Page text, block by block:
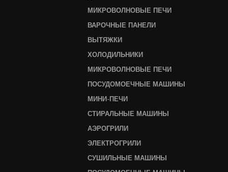
МИКРОВОЛНОВЫЕ ПЕЧИ
ВАРОЧНЫЕ ПАНЕЛИ
ВЫТЯЖКИ
ХОЛОДИЛЬНИКИ
МИКРОВОЛНОВЫЕ ПЕЧИ
ПОСУДОМОЕЧНЫЕ МАШИНЫ
МИНИ-ПЕЧИ
СТИРАЛЬНЫЕ МАШИНЫ
АЭРОГРИЛИ
ЭЛЕКТРОГРИЛИ
СУШИЛЬНЫЕ МАШИНЫ